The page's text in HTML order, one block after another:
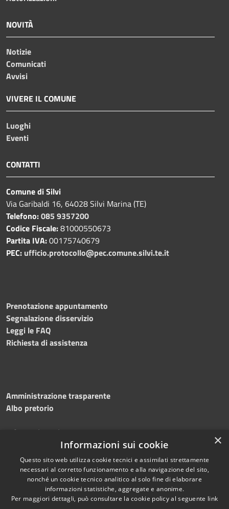
NOVITÀ
Notizie
Comunicati
Avvisi
VIVERE IL COMUNE
Luoghi
Eventi
CONTATTI
Comune di Silvi
Via Garibaldi 16, 64028 Silvi Marina (TE)
Telefono:085 9357200
Codice Fiscale:81000550673
Partita IVA:00175740679
PEC: ufficio.protocollo@pec.comune.silvi.te.it
Prenotazione appuntamento
Segnalazione disservizio
Leggi le FAQ
Richiesta di assistenza
Amministrazione trasparente
Albo pretorio
Informativa privacy
Dichiarazione di accessibilità
Copyright © 2026 • Comune di
×
Informazioni sui cookie
Questo sito web utilizza cookie tecnici e assimilati strettamente
necessari al corretto funzionamento e alla navigazione del sito,
nonché un cookie tecnico analitico al solo fine di elaborare
informazioni statistiche, aggregate e anonime.
Per maggiori dettagli, può consultare la cookie policy al seguente link